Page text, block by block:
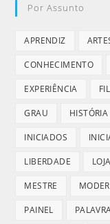
Por Assunto
APRENDIZ
CONHECIMENTO
EXPERIÊNCIA
GRAU HISTÓRIA
INICIADOS
LIBERDADE LOJA
MESTRE
PAINEL